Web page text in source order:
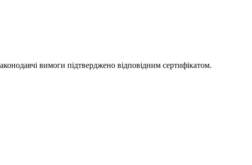
вимоги підтверджено відповідним сертифікатом.